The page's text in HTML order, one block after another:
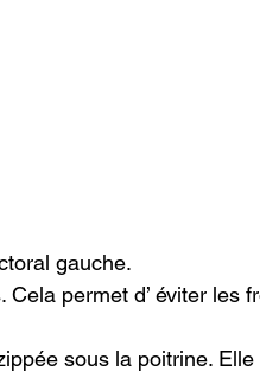
gauche.
permet d’ éviter les
sous la poitrine. Elle